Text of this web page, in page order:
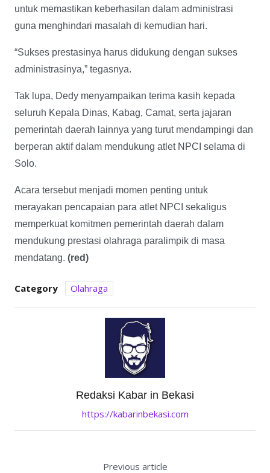
untuk memastikan keberhasilan dalam administrasi
guna menghindari masalah di kemudian hari.
“Sukses prestasinya harus didukung dengan sukses
administrasinya,” tegasnya.
Tak lupa, Dedy menyampaikan terima kasih kepada
seluruh Kepala Dinas, Kabag, Camat, serta jajaran
pemerintah daerah lainnya yang turut mendampingi dan
berperan aktif dalam mendukung atlet NPCI selama di
Solo.
Acara tersebut menjadi momen penting untuk
merayakan pencapaian para atlet NPCI sekaligus
memperkuat komitmen pemerintah daerah dalam
mendukung prestasi olahraga paralimpik di masa
mendatang. (red)
Category Olahraga
Redaksi Kabar in Bekasi
https://kabarinbekasi.com
Previous article